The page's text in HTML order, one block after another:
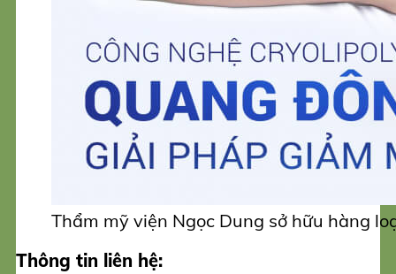
Thẩm mỹ viện Ngọc Dung sở hữu hàng
Thông tin liên hệ: